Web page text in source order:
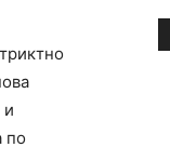
и
по